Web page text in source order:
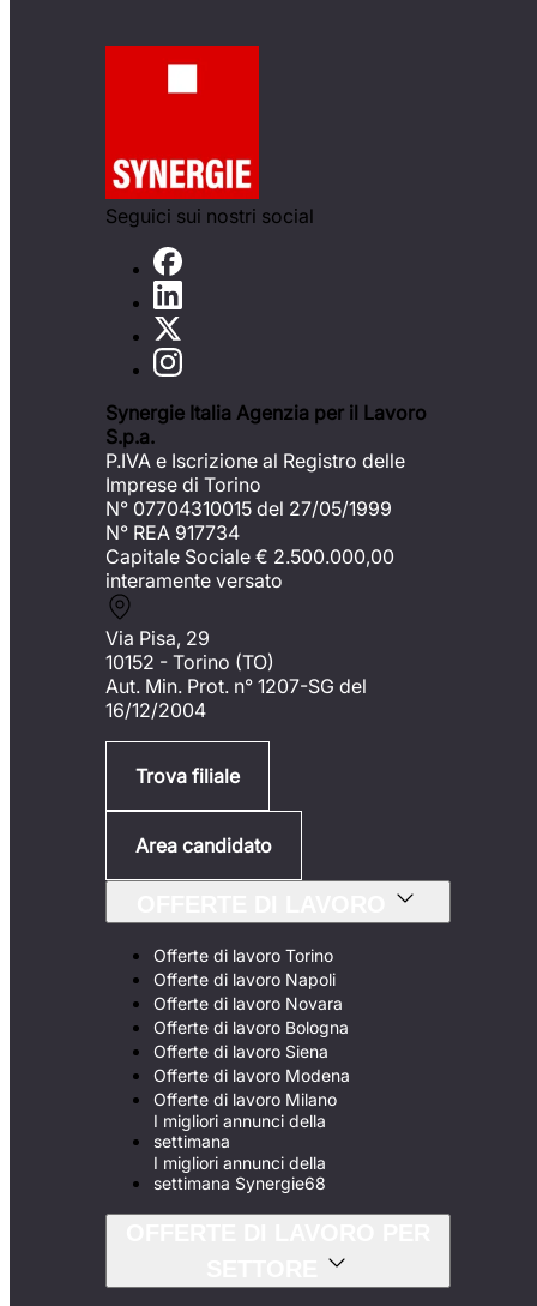
Seguici sui nostri social
Synergie Italia Agenzia per il Lavoro
S.p.a.
P.IVA e Iscrizione al Registro delle
Imprese di Torino
N° 07704310015 del 27/05/1999
N° REA 917734
Capitale Sociale € 2.500.000,00
interamente versato
Via Pisa, 29
10152 - Torino (TO)
Aut. Min. Prot. n° 1207-SG del
16/12/2004
Trova filiale
Area candidato
Offerte di lavoro Torino
Offerte di lavoro Napoli
Offerte di lavoro Novara
Offerte di lavoro Bologna
Offerte di lavoro Siena
Offerte di lavoro Modena
Offerte di lavoro Milano
I migliori annunci della
settimana
I migliori annunci della
settimana Synergie68